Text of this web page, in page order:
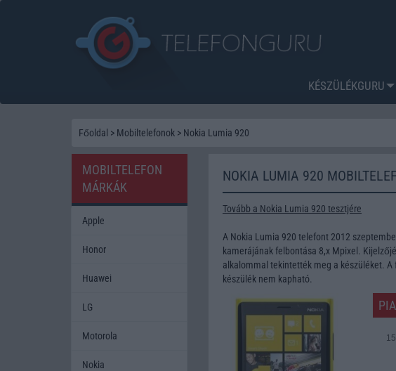
KÉSZÜLÉKGURU
Főoldal > Mobiltelefonok > Nokia Lumia 920
NOKIA LUMIA 920
Tovább a Nokia Lumia 920 tesztjére
A Nokia Lumia 920 telefont 2012
kamerájának felbontása 8,x Mpixel.
alkalommal tekintették meg a készüléket.
készülék nem kapható.
MOBILTELEFON
MÁRKÁK
Apple
Honor
Huawei
LG
Motorola
Nokia